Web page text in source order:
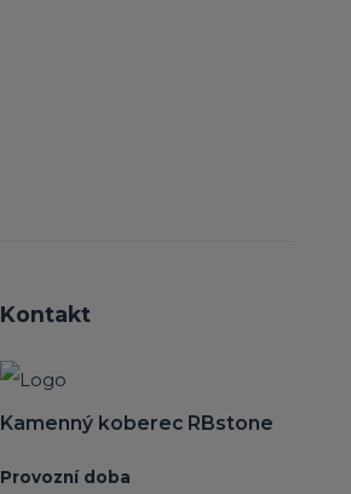
Kontakt
Kamenný koberec RBstone
Provozní doba